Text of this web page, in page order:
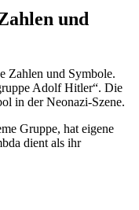
und
Zahlen und Symbole.
Adolf Hitler“. Die
in der Neonazi-Szene.
Gruppe, hat eigene
dient als ihr